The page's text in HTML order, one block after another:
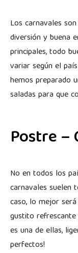
Los carnavales
diversión y buena
principales, todo
variar según el
hemos preparado
saladas para que
Postre –
No en todos los
carnavales suelen
caso, lo mejor
gustito
es una de ellas,
perfectos!